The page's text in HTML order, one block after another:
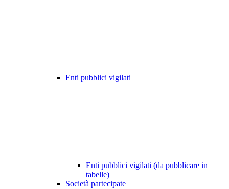
Enti pubblici vigilati
Enti pubblici vigilati (da pubblicare in
tabelle)
Società partecipate